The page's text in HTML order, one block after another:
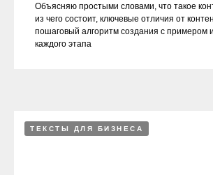
Объясняю простыми словами, что такое
из чего состоит, ключевые отличия от
пошаговый алгоритм создания с примером
каждого этапа
ТЕКСТЫ ДЛЯ БИЗНЕСА